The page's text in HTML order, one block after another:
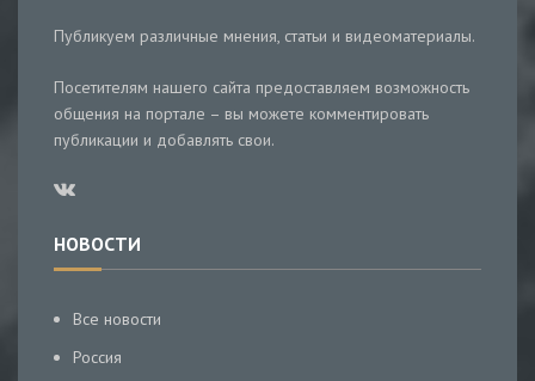
Публикуем различные мнения, статьи и видеоматериалы.
Посетителям нашего сайта предоставляем возможность
общения на портале – вы можете комментировать
публикации и добавлять свои.
НОВОСТИ
Все новости
Россия